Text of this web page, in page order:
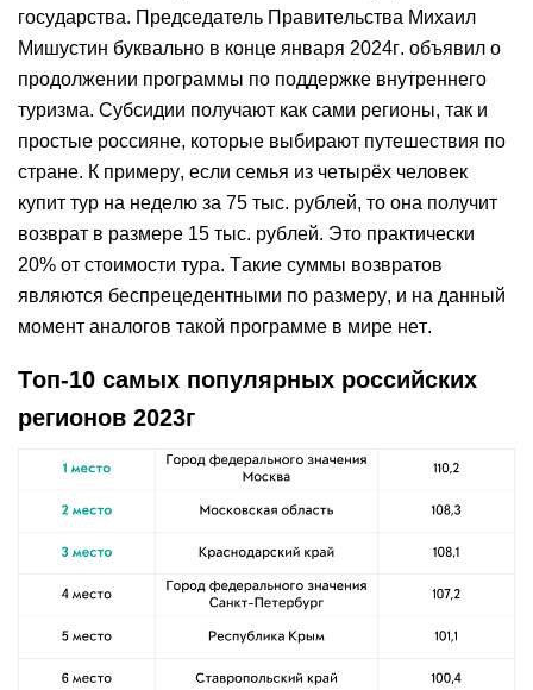
государства. Председатель Правительства Михаил
Мишустин буквально в конце января 2024г. объявил о
продолжении программы по поддержке внутреннего
туризма. Субсидии получают как сами регионы, так и
простые россияне, которые выбирают путешествия по
стране. К примеру, если семья из четырёх человек
купит тур на неделю за 75 тыс. рублей, то она получит
возврат в размере 15 тыс. рублей. Это практически
20% от стоимости тура. Такие суммы возвратов
являются беспрецедентными по размеру, и на данный
момент аналогов такой программе в мире нет.
Топ-10 самых популярных российских
регионов 2023г